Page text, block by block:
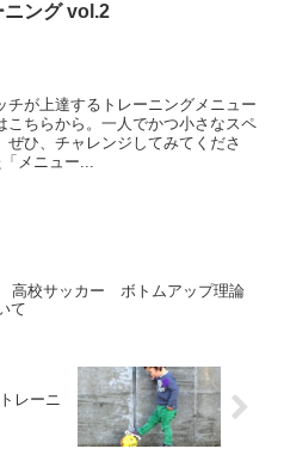
ニング vol.2
が上達するトレーニングメニュー
こちらから。一人でかつ小さなスペ
ひ、チャレンジしてみてくださ
メニュー...
高校サッカー ボトムアップ理論
て
レーニ